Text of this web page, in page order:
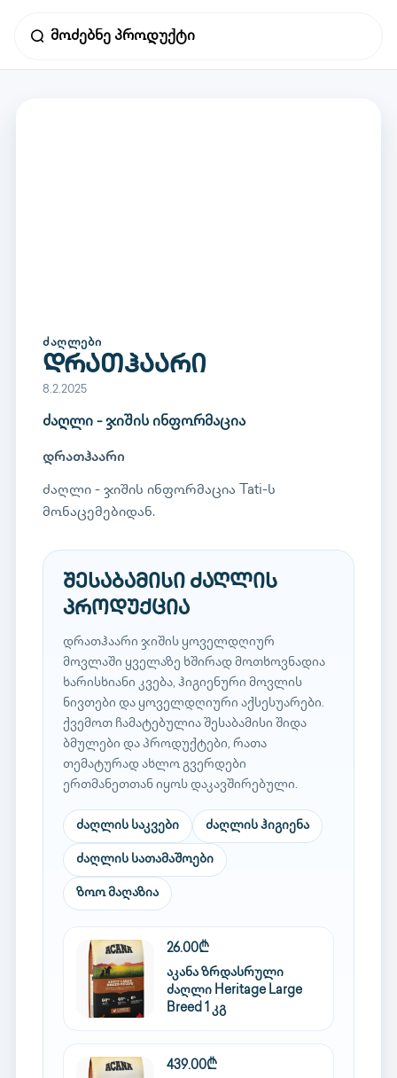
ᲫᲐᲦᲚᲔᲑᲘ
დრათჰაარი
8.2.2025
ძაღლი - ჯიშის ინფორმაცია
დრათჰაარი
ძაღლი - ჯიშის ინფორმაცია Tati-ს
მონაცემებიდან.
შესაბამისი ძაღლის
პროდუქცია
დრათჰაარი ჯიშის ყოველდღიურ
მოვლაში ყველაზე ხშირად მოთხოვნადია
ხარისხიანი კვება, ჰიგიენური მოვლის
ნივთები და ყოველდღიური აქსესუარები.
ქვემოთ ჩამატებულია შესაბამისი შიდა
ბმულები და პროდუქტები, რათა
თემატურად ახლო გვერდები
ერთმანეთთან იყოს დაკავშირებული.
ძაღლის საკვები ძაღლის ჰიგიენა
ძაღლის სათამაშოები
ზოო მაღაზია
26.00₾
აკანა ზრდასრული
ძაღლი Heritage Large
Breed 1 კგ
439.00₾